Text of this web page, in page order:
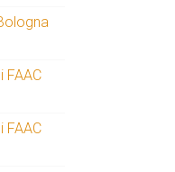
FAAC
FAAC